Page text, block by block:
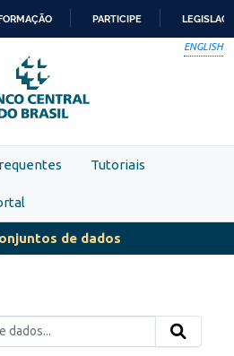
PARA
O
CONTEÚDO
PARTICIPE
ENGLISH
Tutoriais
de dados